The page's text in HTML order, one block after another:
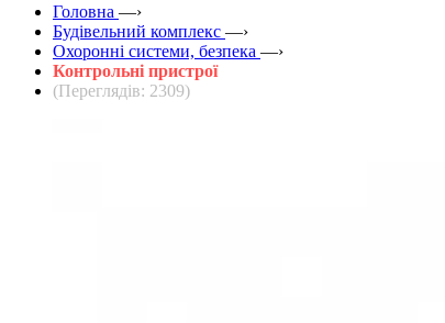
Головна —›
Будівельний комплекс —›
Охоронні системи, безпека —›
Контрольні пристрої
(Переглядів: 2309)